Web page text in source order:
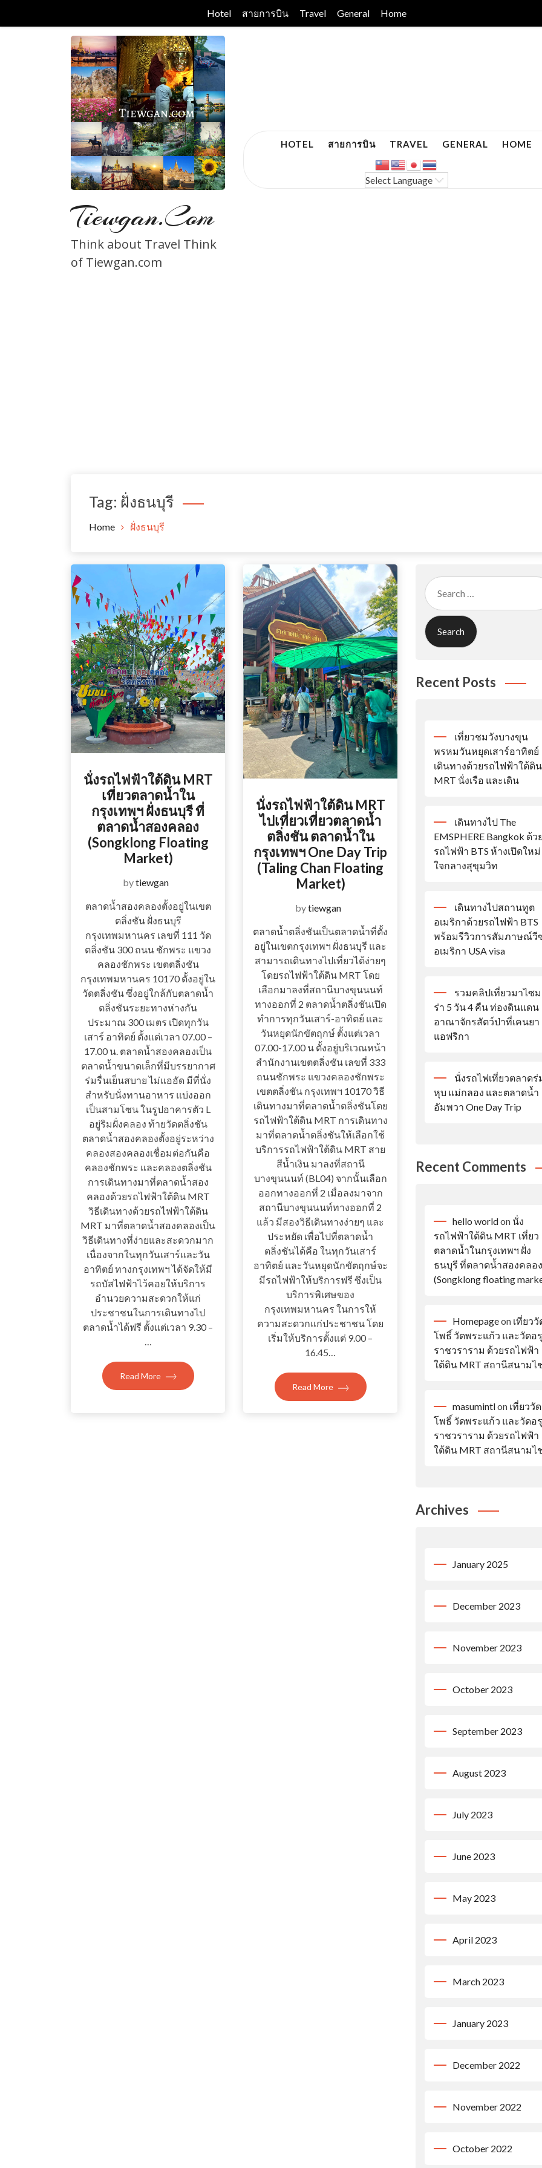
Hotel สายการบิน Travel General Home
Tiewgan.com
Think about Travel Think
of Tiewgan.com
HOTEL สายการบิน TRAVEL GENERAL HOME
Tag: ฝั่งธนบุรี
Home ฝั่งธนบุรี
นั่งรถไฟฟ้าใต้ดิน MRT
เที่ยวตลาดน้ำใน
กรุงเทพฯ ฝั่งธนบุรี ที่
ตลาดน้ำสองคลอง
(Songklong Floating
Market)
bytiewgan
ตลาดน้ำสองคลองตั้งอยู่ในเขต
ตลิ่งชัน ฝั่งธนบุรี
กรุงเทพมหานคร เลขที่ 111 วัด
ตลิ่งชัน 300 ถนน ชักพระ แขวง
คลองชักพระ เขตตลิ่งชัน
กรุงเทพมหานคร 10170 ตั้งอยู่ใน
วัดตลิ่งชัน ซึ่งอยู่ใกล้กับตลาดน้ำ
ตลิ่งชันระยะทางห่างกัน
ประมาณ 300 เมตร เปิดทุกวัน
เสาร์ อาทิตย์ ตั้งแต่เวลา 07.00 –
17.00 น. ตลาดน้ำสองคลองเป็น
ตลาดน้ำขนาดเล็กที่มีบรรยากาศ
ร่มรื่นเย็นสบาย ไม่แออัด มีที่นั่ง
สำหรับนั่งทานอาหาร แบ่งออก
เป็นสามโซน ในรูปอาคารตัว L
อยู่ริมฝั่งคลอง ท้ายวัดตลิ่งชัน
ตลาดน้ำสองคลองตั้งอยู่ระหว่าง
คลองสองคลองเชื่อมต่อกันคือ
คลองชักพระ และคลองตลิ่งชัน
การเดินทางมาที่ตลาดน้ำสอง
คลองด้วยรถไฟฟ้าใต้ดิน MRT
วิธีเดินทางด้วยรถไฟฟ้าใต้ดิน
MRT มาที่ตลาดน้ำสองคลองเป็น
วิธีเดินทางที่ง่ายและสะดวกมาก
เนื่องจากในทุกวันเสาร์และวัน
อาทิตย์ ทางกรุงเทพฯ ได้จัดให้มี
รถบัสไฟฟ้าไว้คอยให้บริการ
อำนวยความสะดวกให้แก่
ประชาชนในการเดินทางไป
ตลาดน้ำได้ฟรี ตั้งแต่เวลา 9.30 –
Read More
นั่งรถไฟฟ้าใต้ดิน MRT
ไปเที่ยวเที่ยวตลาดน้ำ
ตลิ่งชัน ตลาดน้ำใน
กรุงเทพฯ One Day Trip
(Taling Chan Floating
Market)
bytiewgan
ตลาดน้ำตลิ่งชันเป็นตลาดน้ำที่ตั้ง
อยู่ในเขตกรุงเทพฯ ฝั่งธนบุรี และ
สามารถเดินทางไปเที่ยวได้ง่ายๆ
โดยรถไฟฟ้าใต้ดิน MRT โดย
เลือกมาลงที่สถานีบางขุนนนท์
ทางออกที่ 2 ตลาดน้ำตลิ่งชันเปิด
ทำการทุกวันเสาร์-อาทิตย์ และ
วันหยุดนักขัตฤกษ์ ตั้งแต่เวลา
07.00-17.00 น ตั้งอยู่บริเวณหน้า
สำนักงานเขตตลิ่งชัน เลขที่ 333
ถนนชักพระ แขวงคลองชักพระ
เขตตลิ่งชัน กรุงเทพฯ 10170 วิธี
เดินทางมาที่ตลาดน้ำตลิ่งชันโดย
รถไฟฟ้าใต้ดิน MRT การเดินทาง
มาที่ตลาดน้ำตลิ่งชันให้เลือกใช้
บริการรถไฟฟ้าใต้ดิน MRT สาย
สีน้ำเงิน มาลงที่สถานี
บางขุนนนท์ (BL04) จากนั้นเลือก
ออกทางออกที่ 2 เมื่อลงมาจาก
สถานีบางขุนนนท์ทางออกที่ 2
แล้ว มีสองวิธีเดินทางง่ายๆ และ
ประหยัด เพื่อไปที่ตลาดน้ำ
ตลิ่งชันได้คือ ในทุกวันเสาร์
อาทิตย์ และวันหยุดนักขัตฤกษ์จะ
มีรถไฟฟ้าให้บริการฟรี ซึ่งเป็น
บริการพิเศษของ
กรุงเทพมหานคร ในการให้
ความสะดวกแก่ประชาชน โดย
เริ่มให้บริการตั้งแต่ 9.00 –
16.45…
Read More
Search
for:
Recent Posts
เที่ยวชมวังบางขุน
พรหมวันหยุดเสาร์อาทิตย์
เดินทางด้วยรถไฟฟ้าใต้ดิน
MRT นั่งเรือ และเดิน
เดินทางไป The
EMSPHERE Bangkok ด้วย
รถไฟฟ้า BTS ห้างเปิดใหม่
ใจกลางสุขุมวิท
เดินทางไปสถานทูต
อเมริกาด้วยรถไฟฟ้า BTS
พร้อมรีวิวการสัมภาษณ์วี
อเมริกา USA visa
รวมคลิปเที่ยวมาไซ
ร่า 5 วัน 4 คืน ท่องดินแดน
อาณาจักรสัตว์ป่าที่เคนยา
แอฟริกา
นั่งรถไฟเที่ยวตลาดร่
หุบ แม่กลอง และตลาดน้ำ
อัมพวา One Day Trip
Recent Comments
hello worldon นั่ง
รถไฟฟ้าใต้ดิน MRT เที่ยว
ตลาดน้ำในกรุงเทพฯ ฝั่ง
ธนบุรี ที่ตลาดน้ำสองคลอง
(Songklong floating
Homepageon เที่ยววั
โพธิ์ วัดพระแก้ว และวัดอ
ราชวราราม ด้วยรถไฟฟ้า
ใต้ดิน MRT สถานีสนามไ
masumintlon เที่ยววัด
โพธิ์ วัดพระแก้ว และวัดอ
ราชวราราม ด้วยรถไฟฟ้า
ใต้ดิน MRT สถานีสนามไ
Archives
January 2025
December 2023
November 2023
October 2023
September 2023
August 2023
July 2023
June 2023
May 2023
April 2023
March 2023
January 2023
December 2022
November 2022
October 2022